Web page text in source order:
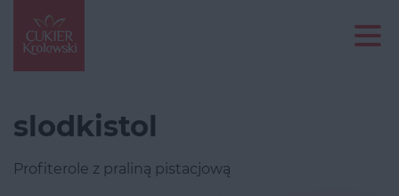
slodkistol
Profiterole z praliną pistacjową